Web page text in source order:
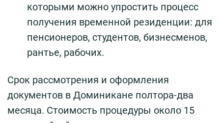
которыми можно упростить процесс
получения временной резиденции: для
пенсионеров, студентов, бизнесменов,
рантье, рабочих.
Срок рассмотрения и оформления
документов в Доминикане полтора-два
месяца. Стоимость процедуры около 15